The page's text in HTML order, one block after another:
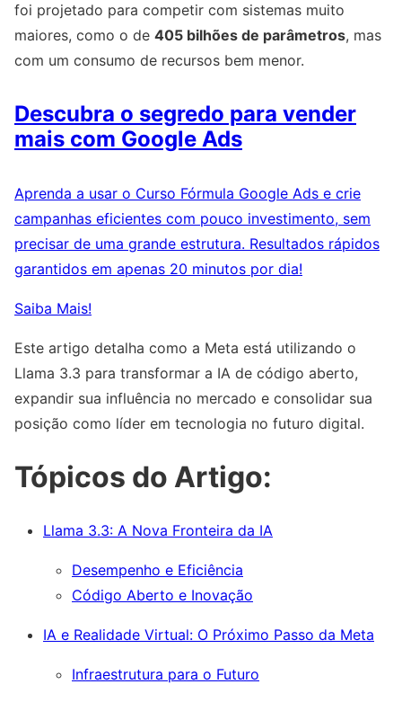
foi projetado para competir com sistemas muito
maiores, como o de 405 bilhões de parâmetros, mas
com um consumo de recursos bem menor.
Descubra o segredo para vender
mais com Google Ads
Aprenda a usar o Curso Fórmula Google Ads e crie
campanhas eficientes com pouco investimento, sem
precisar de uma grande estrutura. Resultados rápidos
garantidos em apenas 20 minutos por dia!
Saiba Mais!
Este artigo detalha como a Meta está utilizando o
Llama 3.3 para transformar a IA de código aberto,
expandir sua influência no mercado e consolidar sua
posição como líder em tecnologia no futuro digital.
Tópicos do Artigo:
Llama 3.3: A Nova Fronteira da IA
Desempenho e Eficiência
Código Aberto e Inovação
IA e Realidade Virtual: O Próximo Passo da Meta
Infraestrutura para o Futuro